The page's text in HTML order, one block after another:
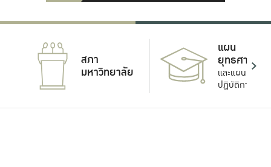
สภา
มหาวิทยาลัย
แผน
ยุทธศาสตร์
และแผน
ปฏิบัติการ